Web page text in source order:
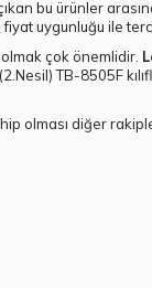
bu ürünler
uygunluğu ile
çok önemlidir.
TB-8505F
olması diğer